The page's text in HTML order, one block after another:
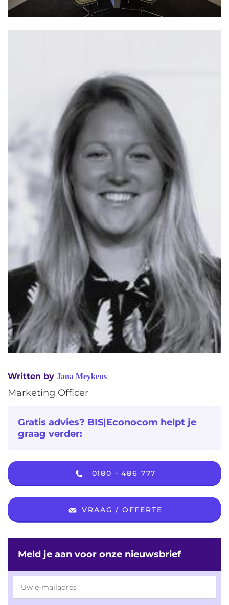
Written by Jana Meykens
Marketing Officer
Gratis advies? BIS|Econocom helpt je
graag verder:
0180 - 486 777
VRAAG / OFFERTE
Meld je aan voor onze nieuwsbrief